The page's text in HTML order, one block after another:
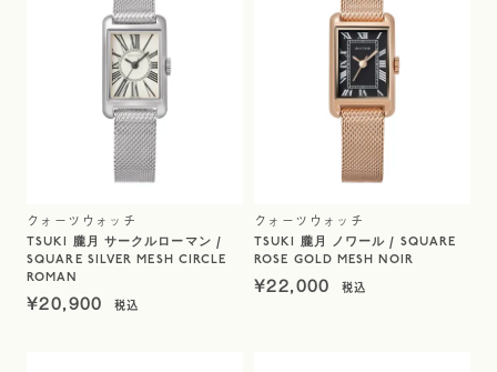
クォーツウォッチ
TSUKI 朧月 サークルローマン /
SQUARE SILVER MESH CIRCLE
ROMAN
¥20,900
クォーツウォッチ
TSUKI 朧月 ノワール / SQUARE
ROSE GOLD MESH NOIR
¥22,000